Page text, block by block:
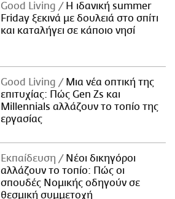
Good Living
Η ιδανική summer
Friday ξεκινά με δουλειά στο σπίτι
και καταλήγει σε κάποιο νησί
Good Living
Μια νέα οπτική της
επιτυχίας: Πώς Gen Zs και
Millennials αλλάζουν το τοπίο της
εργασίας
Εκπαίδευση
Νέοι δικηγόροι
αλλάζουν το τοπίο: Πώς οι
σπουδές Νομικής οδηγούν σε
θεσμική συμμετοχή